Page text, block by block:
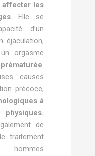
affecter les
. Elle se
d’un
éjaculation,
orgasme
.
causes
précoce,
à
de
traitement
hommes